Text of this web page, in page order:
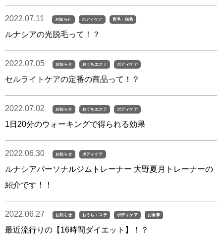
2022.07.11 お知らせ ボディケア 育毛・脱毛
ルナシアの光脱毛って！？
2022.07.05 お知らせ おうちエステ ボディケア
セルライトケアの定番の商品って！？
2022.07.02 お知らせ おうちエステ ボディケア
1日20分のウォーキングで得られる効果
2022.06.30 お知らせ ボディケア
ルナシアパーソナルジムトレーナー 大野夏月トレーナーの
紹介です！！
2022.06.27 お知らせ おうちエステ ボディケア お食事
最近流行りの【16時間ダイエット】！？